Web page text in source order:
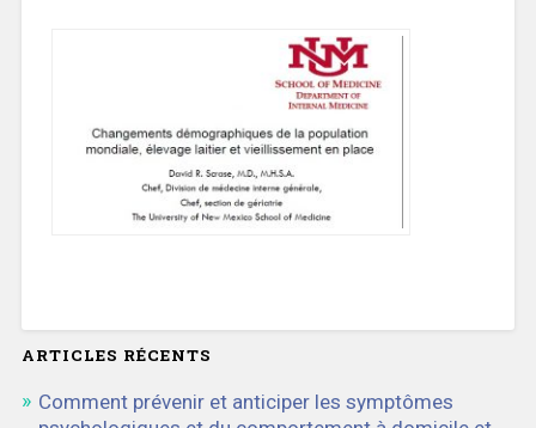
ARTICLES RÉCENTS
Comment prévenir et anticiper les symptômes